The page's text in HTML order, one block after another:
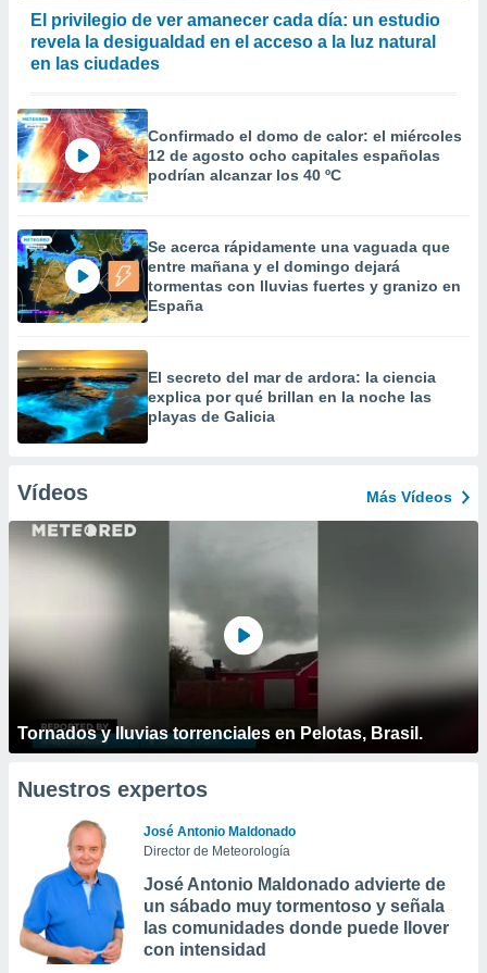
El privilegio de ver amanecer cada día: un estudio
revela la desigualdad en el acceso a la luz natural
en las ciudades
Confirmado el domo de calor: el miércoles
12 de agosto ocho capitales españolas
podrían alcanzar los 40 ºC
Se acerca rápidamente una vaguada que
entre mañana y el domingo dejará
tormentas con lluvias fuertes y granizo en
España
El secreto del mar de ardora: la ciencia
explica por qué brillan en la noche las
playas de Galicia
Vídeos Más Vídeos
Tornados y lluvias torrenciales en Pelotas, Brasil.
Nuestros expertos
José Antonio Maldonado
Director de Meteorología
José Antonio Maldonado advierte de
un sábado muy tormentoso y señala
las comunidades donde puede llover
con intensidad